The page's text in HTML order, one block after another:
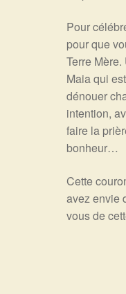
Pour
pour que
Terre
Maia qui
dénouer
intention,
faire la
bonheur…
Cette
avez envie
vous de